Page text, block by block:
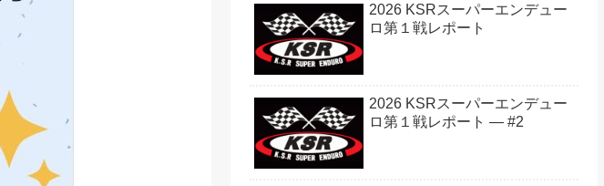
2026 KSRスーパーエンデュー
ロ第１戦レポート
2026 KSRスーパーエンデュー
ロ第１戦レポート — #2